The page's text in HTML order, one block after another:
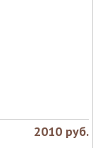
2010 руб.